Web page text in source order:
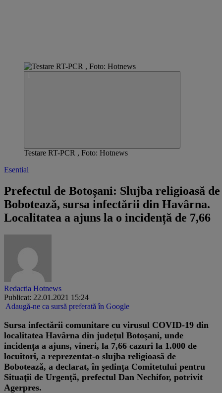
Testare RT-PCR , Foto: Hotnews
Esential
Prefectul de Botoșani: Slujba religioasă de
Bobotează, sursa infectării din Havârna.
Localitatea a ajuns la o incidență de 7,66
Redactia Hotnews
Publicat: 22.01.2021 15:24
Adaugă-ne ca sursă preferată în Google
Sursa infectării comunitare cu virusul COVID-19 din
localitatea Havârna din judeţul Botoşani, unde
incidenţa a ajuns, vineri, la 7,66 cazuri la 1.000 de
locuitori, a reprezentat-o slujba religioasă de
Bobotează, a declarat, în şedinţa Comitetului pentru
Situaţii de Urgenţă, prefectul Dan Nechifor, potrivit
Agerpres.